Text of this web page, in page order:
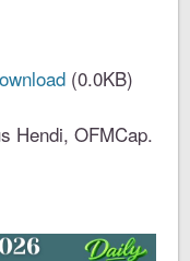
(0.0KB)
Hendi, OFMCap.